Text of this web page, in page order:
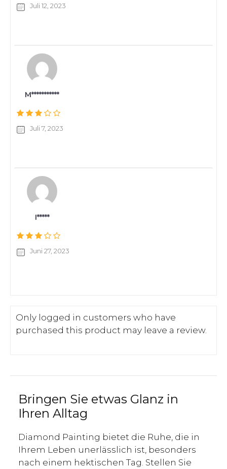
Juli 12, 2023
M***********
Juli 7, 2023
I*****
Juni 27, 2023
Only logged in customers who have
purchased this product may leave a review.
Bringen Sie etwas Glanz in
Ihren Alltag
Diamond Painting bietet die Ruhe, die in
Ihrem Leben unerlässlich ist, besonders
nach einem hektischen Tag. Stellen Sie